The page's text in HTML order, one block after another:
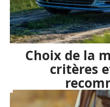
Choix de la
critères